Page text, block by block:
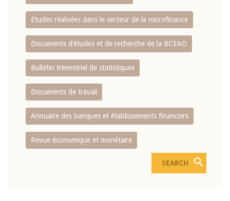
Etudes réalisées dans le secteur de la microfinance
Documents d’études et de recherche de la BCEAO
Bulletin trimestriel de statistiques
Documents de travail
Annuaire des banques et établissements financiers
Revue économique et monétaire